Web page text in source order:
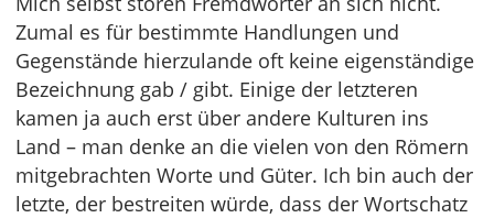
Zumal es für bestimmte Handlungen und
Gegenstände hierzulande oft keine eigenständige
Bezeichnung gab / gibt. Einige der letzteren
kamen ja auch erst über andere Kulturen ins
Land – man denke an die vielen von den Römern
mitgebrachten Worte und Güter. Ich bin auch der
letzte, der bestreiten würde, dass der Wortschatz